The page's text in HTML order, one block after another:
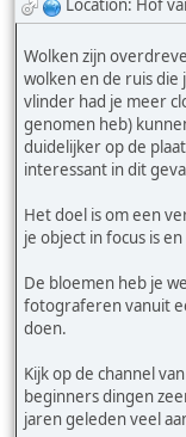
Location: Hof
Wolken zijn
wolken en de ruis
vlinder had je meer
genomen heb)
duidelijker op de
interessant in dit
Het doel is om een
je object in focus is
De bloemen heb je
fotograferen vanuit
doen.
Kijk op de channel
beginners dingen
jaren geleden veel